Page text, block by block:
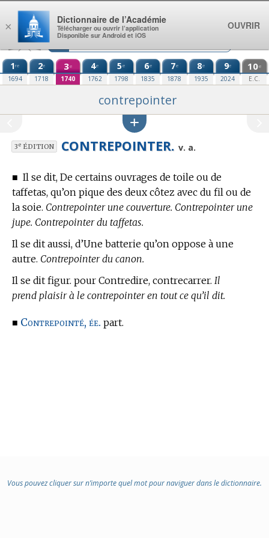
Aller au contenu
1re
1694
2e
1718
3e
1740
4e
1762
5e
1798
6e
1835
7e
1878
8e
1935
9e
2024
10e
E.C.
contrepointer
3eÉDITION CONTREPOINTER. v. a.
■ Il se dit, De certains ouvrages de toile ou de
taffetas, qu’on pique des deux côtez avec du fil ou de
la soie. Contrepointer une couverture. Contrepointer une
jupe. Contrepointer du taffetas.
Il se dit aussi, d’Une batterie qu’on oppose à une
autre. Contrepointer du canon.
Il se dit figur. pour Contredire, contrecarrer. Il
prend plaisir à le contrepointer en tout ce qu’il dit.
■ Contrepointé, ée. part.
Vous pouvez cliquer sur n’importe quel mot pour naviguer dans le dictionnaire.
×
Dictionnaire de l’Académie
Télécharger ou ouvrir l’application
Disponible sur Android et iOS
OUVRIR